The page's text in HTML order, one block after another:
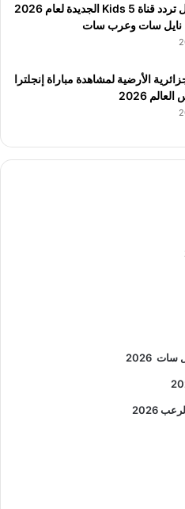
بيانات استقبال تردد قناة 5 Kids الجديدة لعام 2026
نايل سات وعرب سات
الأرضية لمشاهدة مباراة إنجلترا
2026
سات 2026
2026